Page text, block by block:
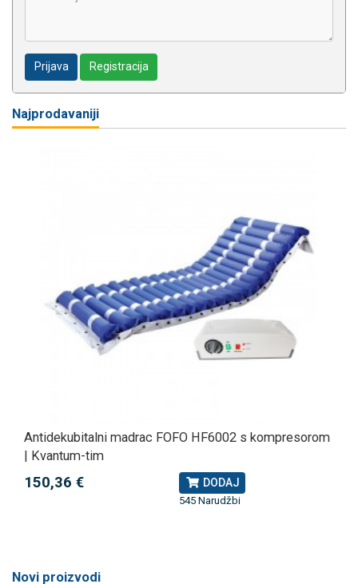
Prijava Registracija
Najprodavaniji
Antidekubitalni madrac FOFO HF6002 s kompresorom
| Kvantum-tim
150,36 € DODAJ
545 Narudžbi
Novi proizvodi